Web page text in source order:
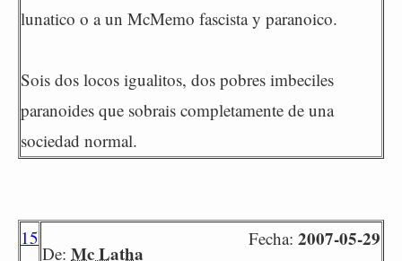
lunatico o a un McMemo fascista y paranoico.
Sois dos locos igualitos, dos pobres imbeciles
paranoides que sobrais completamente de una
sociedad normal.
15
De: Mc Latha
Fecha: 2007-05-29